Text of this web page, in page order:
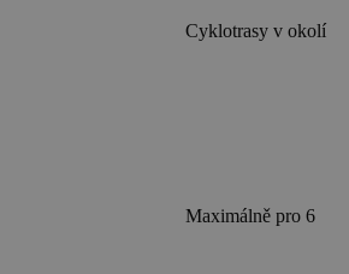
Cyklotrasy v okolí
Maximálně pro 6